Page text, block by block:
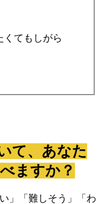
くてもしがら
て、あなた
ますか？
」「難しそう」「わ